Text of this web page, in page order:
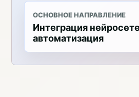
ОСНОВНОЕ НАПРАВЛЕНИЕ
Интеграция
автоматизация